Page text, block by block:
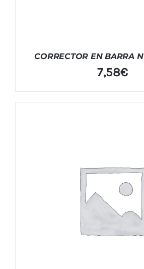
CORRECTOR EN BARRA
7,58€